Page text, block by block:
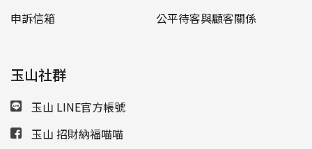
申訴信箱
公平待客與顧客關係
玉山社群
玉山 LINE官方帳號
玉山 招財納福喵喵